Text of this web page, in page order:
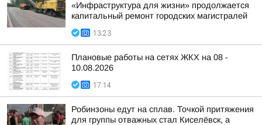
«Инфраструктура для жизни» продолжается
капитальный ремонт городских магистралей
13:23
Плановые работы на сетях ЖКХ на 08 -
10.08.2026
17:14
Робинзоны едут на сплав. Точкой притяжения
для группы отважных стал Киселёвск, а